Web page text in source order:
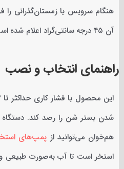
آن ۴۵ درجه سانتی‌گراد اعلام شده است.
راهنمای انتخاب و نصب
شدن بستر شن را رصد کند. دستگاه
هم‌خوان می‌توانید از پمپ‌های